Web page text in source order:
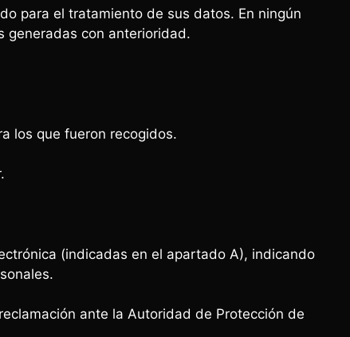
para el tratamiento de sus datos. En ningún
generadas con anterioridad.
los que fueron recogidos.
(indicadas en el apartado A), indicando
ante la Autoridad de Protección de